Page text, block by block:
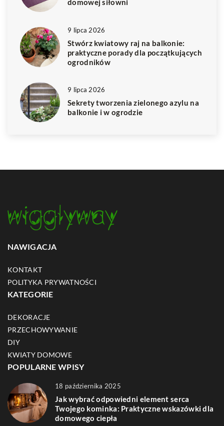
domowej siłowni
9 lipca 2026
Stwórz kwiatowy raj na balkonie:
praktyczne porady dla początkujących
ogrodników
9 lipca 2026
Sekrety tworzenia zielonego azylu na
balkonie i w ogrodzie
NAWIGACJA
KONTAKT
POLITYKA PRYWATNOŚCI
KATEGORIE
DEKORACJE
PRZECHOWYWANIE
DIY
KWIATY DOMOWE
POPULARNE WPISY
18 października 2025
Jak wybrać odpowiedni element serca
Twojego kominka: Praktyczne wskazówki dla
domowego ciepła